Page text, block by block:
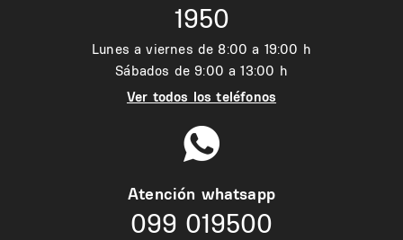
1950
Lunes a viernes de 8:00 a 19:00 h
Sábados de 9:00 a 13:00 h
Ver todos los teléfonos
Atención whatsapp
099 019500